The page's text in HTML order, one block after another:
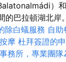
）
的巴拉頓湖北岸
除白蟻服務 自
摩 杜拜簽證的
務所，專業團